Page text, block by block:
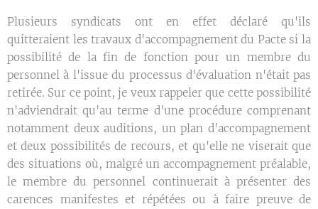
Plusieurs syndicats ont en effet déclaré qu'ils
quitteraient les travaux d'accompagnement du Pacte si la
possibilité de la fin de fonction pour un membre du
personnel à l'issue du processus d'évaluation n'était pas
retirée. Sur ce point, je veux rappeler que cette possibilité
n'adviendrait qu'au terme d'une procédure comprenant
notamment deux auditions, un plan d'accompagnement
et deux possibilités de recours, et qu'elle ne viserait que
des situations où, malgré un accompagnement préalable,
le membre du personnel continuerait à présenter des
carences manifestes et répétées ou à faire preuve de